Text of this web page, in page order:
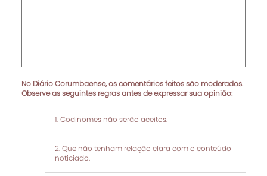
No Diário Corumbaense, os comentários feitos são moderados.
Observe as seguintes regras antes de expressar sua opinião:
Codinomes não serão aceitos.
Que não tenham relação clara com o conteúdo
noticiado.